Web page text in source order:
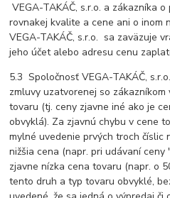
VEGA-TAKÁČ, s.r.o. a zákazníka
rovnakej kvalite a cene ani o inom
VEGA-TAKÁČ, s.r.o. sa zaväzuje
jeho účet alebo adresu cenu
5.3 Spoločnosť VEGA-TAKÁČ,
zmluvy uzatvorenej so
tovaru (tj. ceny zjavne iné ako je
obvyklá). Za zjavnú chybu v cene
mylné uvedenie prvých troch číslic
nižšia cena (napr. pri udávaní ceny
zjavne nízka cena tovaru (napr. o
tento druh a typ tovaru obvyklé,